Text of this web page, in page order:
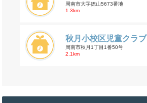
周南市大字徳山5673番地
1.3km
秋月小校区児童クラブ
周南市秋月1丁目1番50号
2.1km